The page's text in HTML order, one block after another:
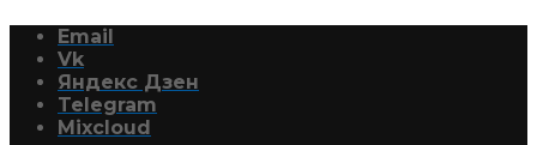
Email
Vk
Яндекс Дзен
Telegram
Mixcloud